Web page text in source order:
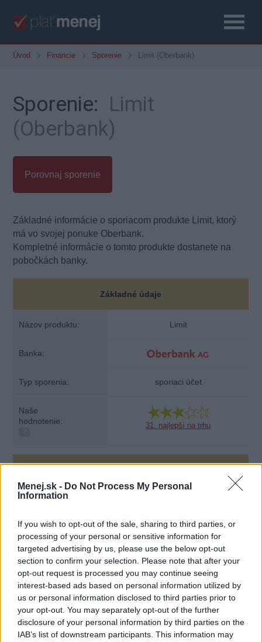
Menej.sk - Do Not Process My Personal
Information
If you wish to opt-out of the sale, sharing to third parties, or
processing of your personal or sensitive information for
targeted advertising by us, please use the below opt-out
section to confirm your selection. Please note that after your
opt-out request is processed you may continue seeing
interest-based ads based on personal information utilized by
us or personal information disclosed to third parties prior to
your opt-out. You may separately opt-out of the further
disclosure of your personal information by third parties on the
IAB’s list of downstream participants. This information may
Úvod Financie Sporenie Limit (Oberbank)
Sporenie: Limit
(Oberbank)
Porovnaj sporenie
Základné informácie o sporiacom produkte Limit, ktorý
má vo svojej ponuke Oberbank.
Kompletné informácie o tomto produkte dostanete na
pobočkách banky.
Základné údaje
Názov produktu: Limit
Banka:
Typ sporenia: sporiaci účet
Naše
hodnotenie:
31. najlepší na trhu
Úroková sadzba:
Výpovedná lehota:
Minimálny vklad: 25000,00 €
Min. mesačný vklad:
Viazanosť na bežný účet: nie